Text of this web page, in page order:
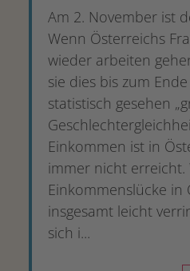
Am 2. November ist
Wenn Österreichs
wieder arbeiten
sie dies bis zum
statistisch gesehen
Einkommen ist in
immer nicht erreicht.
Einkommenslücke in
insgesamt leicht
sich i...